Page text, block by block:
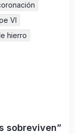
VI
hierro
sobreviven”